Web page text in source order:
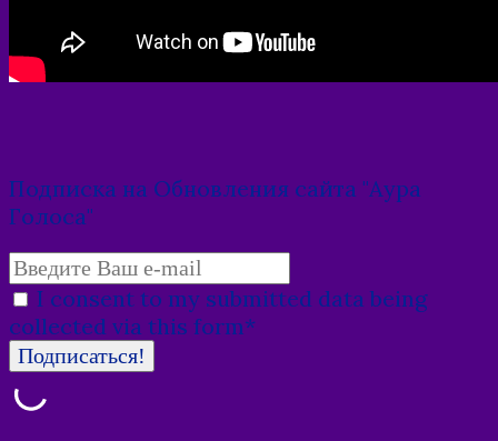
Подписка на Обновления сайта "Аура
Голоса"
I consent to my submitted data being
collected via this form*